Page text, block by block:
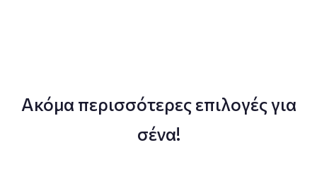
Ακόμα περισσότερες επιλογές για
σένα!